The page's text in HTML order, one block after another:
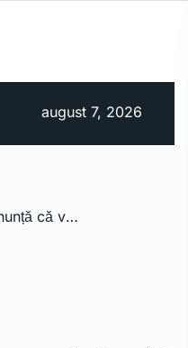
august 7, 2026
/ Președintele Nicușor Dan anunță că vor fi 2 ani grei pentru România. La ce trebuie să ne așteptăm? – Newsweek România